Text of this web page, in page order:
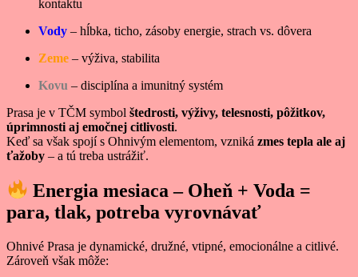
kontaktu
Vody – hĺbka, ticho, zásoby energie, strach vs. dôvera
Zeme – výživa, stabilita
Kovu – disciplína a imunitný systém
Prasa je v TČM symbol štedrosti, výživy, telesnosti, pôžitkov,
úprimnosti aj emočnej citlivosti.
Keď sa však spojí s Ohnivým elementom, vzniká zmes tepla ale aj
ťažoby – a tú treba ustrážiť.
Energia mesiaca – Oheň + Voda =
para, tlak, potreba vyrovnávať
Ohnivé Prasa je dynamické, družné, vtipné, emocionálne a citlivé.
Zároveň však môže: